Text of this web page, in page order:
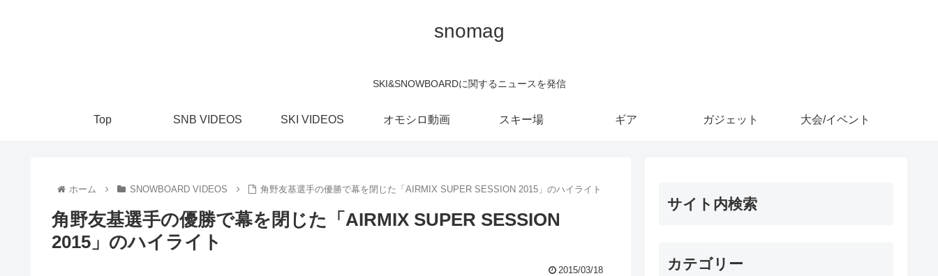
snomag
SKI&SNOWBOARDに関するニュースを発信
Top SNB VIDEOS SKI VIDEOS オモシロ動画 スキー場 ギア ガジェット 大会/イベント
ホーム SNOWBOARD VIDEOS 角野友基選手の優勝で幕を閉じた「AIRMIX SUPER SESSION 2015」のハイライト
角野友基選手の優勝で幕を閉じた「AIRMIX SUPER SESSION
2015」のハイライト
2015/03/18
サイト内検索
カテゴリー